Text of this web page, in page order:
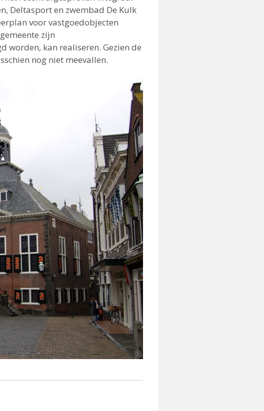
Deltasport en zwembad De Kulk
voor vastgoedobjecten
zijn
worden, kan realiseren. Gezien de
nog niet meevallen.